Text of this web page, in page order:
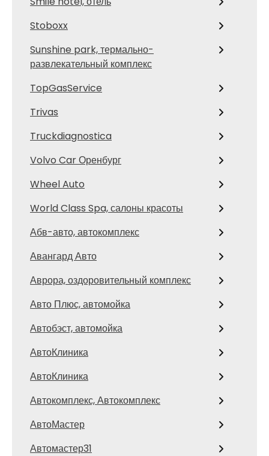
Stoboxx
Sunshine park, термально-
развлекательный комплекс
TopGasService
Trivas
Truckdiagnostica
Volvo Car Оренбург
Wheel Auto
World Class Spa, салоны красоты
Абв-авто, автокомплекс
Авангард Авто
Аврора, оздоровительный комплекс
Авто Плюс, автомойка
Автобэст, автомойка
АвтоКлиника
АвтоКлиника
Автокомплекс, Автокомплекс
АвтоМастер
Автомастер31